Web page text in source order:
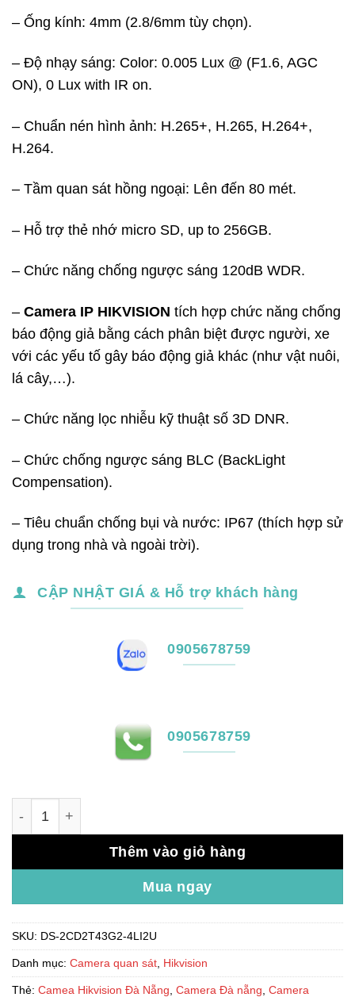
– Ống kính: 4mm (2.8/6mm tùy chọn).
– Độ nhạy sáng: Color: 0.005 Lux @ (F1.6, AGC
ON), 0 Lux with IR on.
– Chuẩn nén hình ảnh: H.265+, H.265, H.264+,
H.264.
– Tầm quan sát hồng ngoại: Lên đến 80 mét.
– Hỗ trợ thẻ nhớ micro SD, up to 256GB.
– Chức năng chống ngược sáng 120dB WDR.
– Camera IP HIKVISION tích hợp chức năng chống
báo động giả bằng cách phân biệt được người, xe
với các yếu tố gây báo động giả khác (như vật nuôi,
lá cây,…).
– Chức năng lọc nhiễu kỹ thuật số 3D DNR.
– Chức chống ngược sáng BLC (BackLight
Compensation).
– Tiêu chuẩn chống bụi và nước: IP67 (thích hợp sử
dụng trong nhà và ngoài trời).
CẬP NHẬT GIÁ & Hỗ trợ khách hàng
0905678759
0905678759
Thêm vào giỏ hàng
Mua ngay
SKU: DS-2CD2T43G2-4LI2U
Danh mục: Camera quan sát Hikvision
Thẻ: Camea Hikvision Đà Nẵng Camera Đà nẵng Camera